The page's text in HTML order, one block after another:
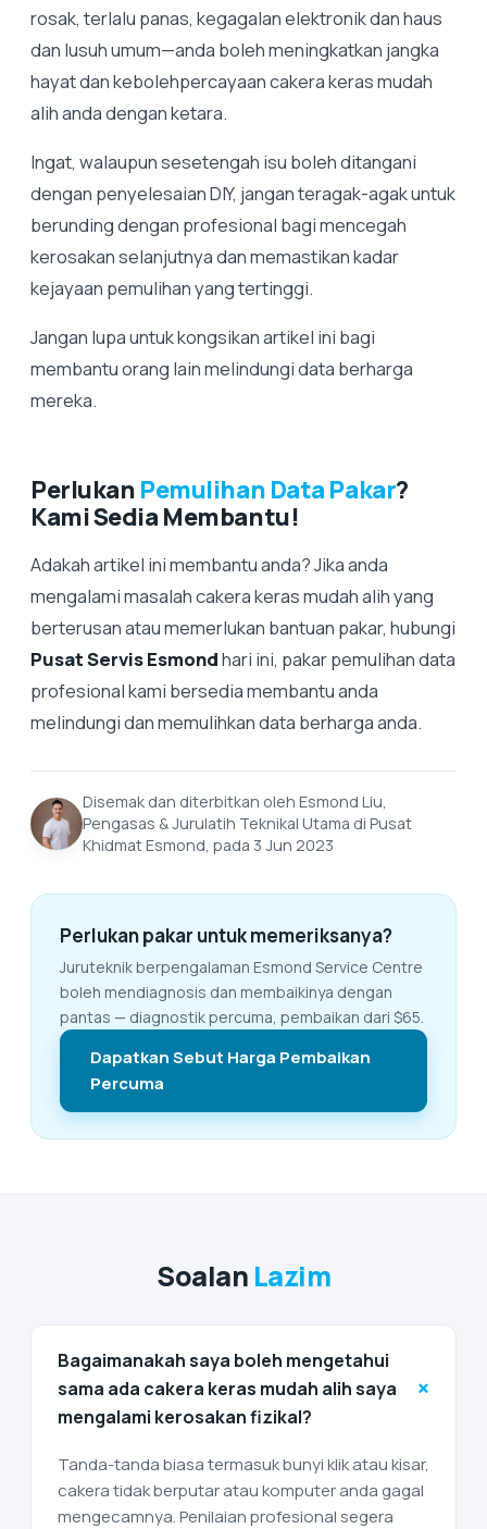
rosak, terlalu panas, kegagalan elektronik dan haus
dan lusuh umum—anda boleh meningkatkan jangka
hayat dan kebolehpercayaan cakera keras mudah
alih anda dengan ketara.
Ingat, walaupun sesetengah isu boleh ditangani
dengan penyelesaian DIY, jangan teragak-agak untuk
berunding dengan profesional bagi mencegah
kerosakan selanjutnya dan memastikan kadar
kejayaan pemulihan yang tertinggi.
Jangan lupa untuk kongsikan artikel ini bagi
membantu orang lain melindungi data berharga
mereka.
Perlukan Pemulihan Data Pakar?
Kami Sedia Membantu!
Adakah artikel ini membantu anda? Jika anda
mengalami masalah cakera keras mudah alih yang
berterusan atau memerlukan bantuan pakar, hubungi
Pusat Servis Esmondhari ini, pakar pemulihan data
profesional kami bersedia membantu anda
melindungi dan memulihkan data berharga anda.
Disemak dan diterbitkan oleh Esmond Liu,
Pengasas & Jurulatih Teknikal Utama di Pusat
Khidmat Esmond, pada 3 Jun 2023
Perlukan pakar untuk memeriksanya?
Juruteknik berpengalaman Esmond Service Centre
boleh mendiagnosis dan membaikinya dengan
pantas — diagnostik percuma, pembaikan dari $65.
Dapatkan Sebut Harga Pembaikan
Percuma
Soalan Lazim
Bagaimanakah saya boleh mengetahui
sama ada cakera keras mudah alih saya
mengalami kerosakan fizikal?
+
Tanda-tanda biasa termasuk bunyi klik atau kisar,
cakera tidak berputar atau komputer anda gagal
mengecamnya. Penilaian profesional segera